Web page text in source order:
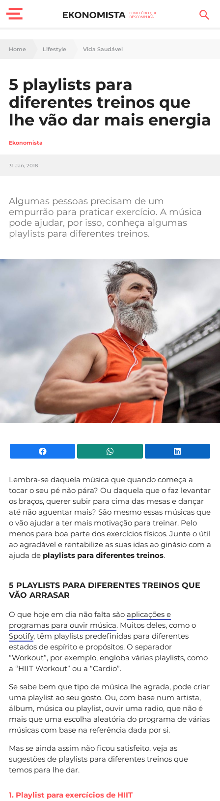
Finanças Pessoais
Carreira
Casa
Lifestyle
Sociedade
Negócios
Mundial 2026
Home Lifestyle Vida Saudável
5 playlists para
diferentes treinos que
lhe vão dar mais energia
Ekonomista
31 Jan, 2018
Algumas pessoas precisam de um
empurrão para praticar exercício. A música
pode ajudar, por isso, conheça algumas
playlists para diferentes treinos.
Facebook WhatsApp
Lembra-se daquela música que quando começa a
tocar o seu pé não pára? Ou daquela que o faz levantar
os braços, querer subir para cima das mesas e dançar
até não aguentar mais? São mesmo essas músicas que
o vão ajudar a ter mais motivação para treinar. Pelo
menos para boa parte dos exercícios físicos. Junte o útil
ao agradável e rentabilize as suas idas ao ginásio com a
ajuda de playlists para diferentes treinos.
5 PLAYLISTS PARA DIFERENTES TREINOS QUE
VÃO ARRASAR
O que hoje em dia não falta são aplicações e
programas para ouvir música. Muitos deles, como o
Spotify, têm playlists predefinidas para diferentes
estados de espírito e propósitos. O separador
“Workout”, por exemplo, engloba várias playlists, como
a “HIIT Workout” ou a “Cardio”.
Se sabe bem que tipo de música lhe agrada, pode criar
uma playlist ao seu gosto. Ou, com base num artista,
álbum, música ou playlist, ouvir uma radio, que não é
mais que uma escolha aleatória do programa de várias
músicas com base na referência dada por si.
Mas se ainda assim não ficou satisfeito, veja as
sugestões de playlists para diferentes treinos que
temos para lhe dar.
1. Playlist para exercícios de HIIT